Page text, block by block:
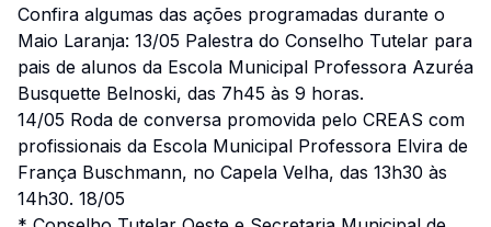
Confira algumas das ações programadas durante o
Maio Laranja: 13/05 Palestra do Conselho Tutelar para
pais de alunos da Escola Municipal Professora Azuréa
Busquette Belnoski, das 7h45 às 9 horas.
14/05 Roda de conversa promovida pelo CREAS com
profissionais da Escola Municipal Professora Elvira de
França Buschmann, no Capela Velha, das 13h30 às
14h30. 18/05